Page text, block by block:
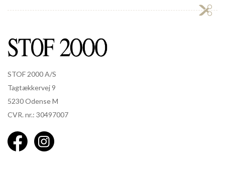
STOF 2000 A/S
Tagtækkervej 9
5230 Odense M
CVR. nr.: 30497007